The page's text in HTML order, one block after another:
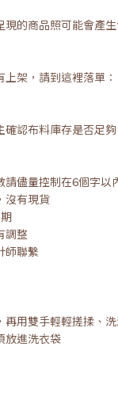
現的商品照可能會產
架，請到這裡落單：
確認布料庫存是否足夠
請儘量控制在6個字以
沒有現貨
調整
師聯繫
再用雙手輕輕搓揉、
放進洗衣袋